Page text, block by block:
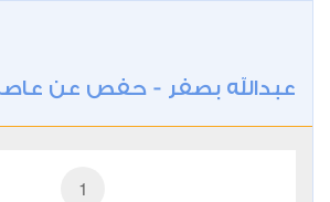
عبدالله بصفر - حفص عن
1